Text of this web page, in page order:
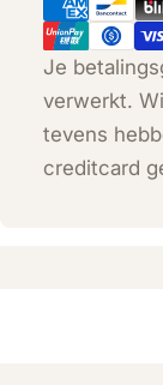
Je
verwerkt.
tevens
creditcard